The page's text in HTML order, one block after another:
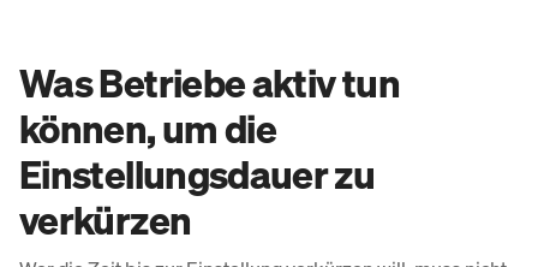
Was Betriebe aktiv tun
können, um die
Einstellungsdauer zu
verkürzen